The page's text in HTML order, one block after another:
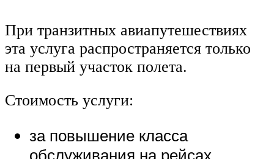
При транзитных авиапутешествиях
эта услуга распространяется только
на первый участок полета.
Стоимость услуги:
за повышение класса
обслуживания на рейсах